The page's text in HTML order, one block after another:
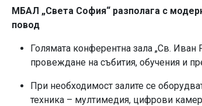
МБАЛ „Света София“ разполага с
повод
Голямата конферентна зала „Св. Иван
провеждане на събития, обучения и
При необходимост залите се
техника – мултимедия, цифрови